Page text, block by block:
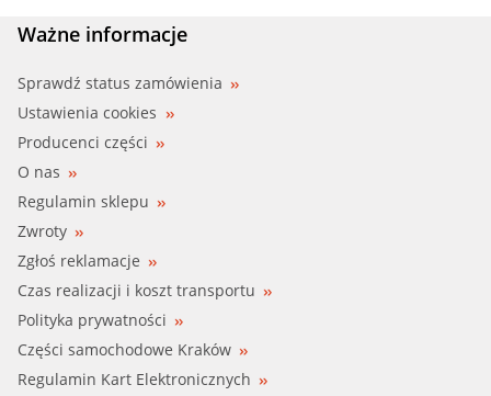
Ważne informacje
Sprawdź status zamówienia
Ustawienia cookies
Producenci części
O nas
Regulamin sklepu
Zwroty
Zgłoś reklamacje
Czas realizacji i koszt transportu
Polityka prywatności
Części samochodowe Kraków
Regulamin Kart Elektronicznych